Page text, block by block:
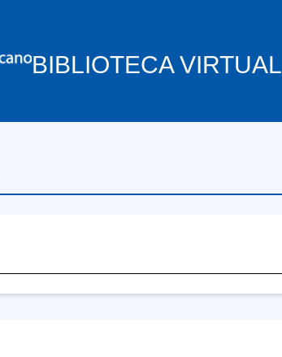
BIBLIOTECA VIRTUAL